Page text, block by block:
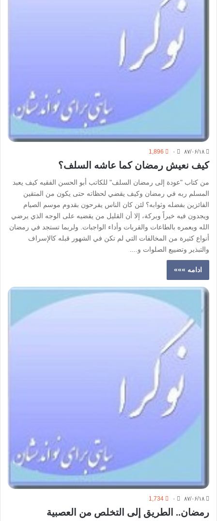
۸۷/۰۶/۱۸ ۰ 1,896
كيف نعيش رمضان كما عاشه السلف؟
من كتاب "عودة إلى رمضان السلف" للكاتب أبو الحسن الفقيه كيف يعبد
المسلم ربه في رمضان وكيف يقضي لحظاته حتى يكون من المتقين
الفائزين بفضله وثوابه؟ لئن كان الناس يفرحون بقدوم موسم الصيام
ويجدون فيه خيراً وبركة، إلا أن القليل من يقضيه على الوجه الذي يرضي
الله ويعمره بالطاعات والقربات وأداء الواجبات. ولربما تستجد في رمضان
أنواع كثيرة من المخالفات التي لم تكن في الشهور قبله كالإسراف
والتبذير وتضييع الصلوات و....
ادامه »»»
۸۷/۰۶/۱۸ ۰ 1,734
رمضان.. الطريق إلى التخلص من العصبية